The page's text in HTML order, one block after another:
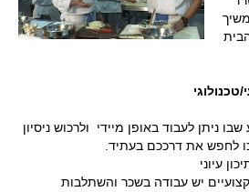
טכנולוגי
ניתן לעבוד באופן מיידי ולרכוש ניסיון
לחפש את דרככם בעתיד.
עיוני
יש עבודה בשכר והשתלבות